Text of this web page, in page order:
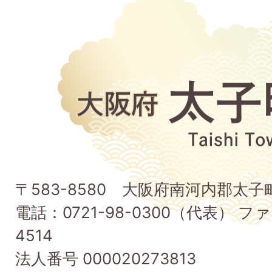
町
Taishi
Town
〒583-8580 大阪府南河内郡太子
電話：0721-98-0300（代表） フ
4514
法人番号 000020273813